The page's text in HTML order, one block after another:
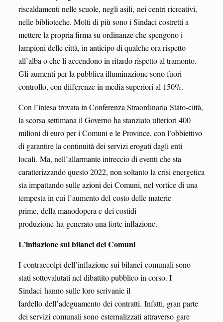
riscaldamenti nelle scuole, negli asili, nei centri ricreativi,
nelle biblioteche. Molti di più sono i Sindaci costretti a
mettere la propria firma su ordinanze che spengono i
lampioni delle città, in anticipo di qualche ora rispetto
all’alba o che li accendono in ritardo rispetto al tramonto.
Gli aumenti per la pubblica illuminazione sono fuori
controllo, con differenze in media superiori al 150%.
Con l’intesa trovata in Conferenza Straordinaria Stato-città,
la scorsa settimana il Governo ha stanziato ulteriori 400
milioni di euro per i Comuni e le Province, con l’obbiettivo
di garantire la continuità dei servizi erogati dagli enti
locali. Ma, nell’allarmante intreccio di eventi che sta
caratterizzando questo 2022, non soltanto la crisi energetica
sta impattando sulle azioni dei Comuni, nel vortice di una
tempesta in cui l’aumento del costo delle materie
prime, della manodopera e dei costidi
produzione ha generato una forte inflazione.
L’inflazione sui bilanci dei Comuni
I contraccolpi dell’inflazione sui bilanci comunali sono
stati sottovalutati nel dibattito pubblico in corso. I
Sindaci hanno sulle loro scrivanie il
fardello dell’adeguamento dei contratti. Infatti, gran parte
dei servizi comunali sono esternalizzati attraverso gare